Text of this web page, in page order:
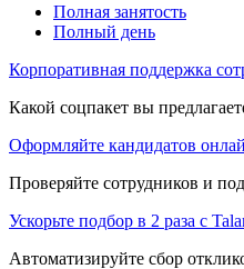
Полная занятость
Полный день
Корпоративная поддержка
Какой соцпакет вы
Оформляйте кандидатов
Проверяйте сотрудников и
Ускорьте подбор в 2 раза с
Автоматизируйте сбор